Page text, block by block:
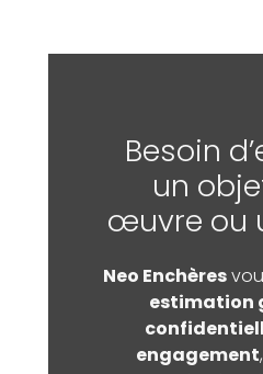
Besoin
un
œuvre ou
Neo Enchères
estimation
engagement